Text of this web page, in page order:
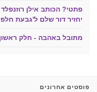
יחזיר דור שלם ל'גבעת
מתובל באהבה - חלק ראשון
פוסטים אחרונים